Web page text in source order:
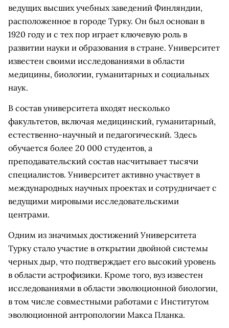
ведущих высших учебных заведений Финляндии,
расположенное в городе Турку. Он был основан в
1920 году и с тех пор играет ключевую роль в
развитии науки и образования в стране. Университет
известен своими исследованиями в области
медицины, биологии, гуманитарных и социальных
наук.
В состав университета входят несколько
факультетов, включая медицинский, гуманитарный,
естественно-научный и педагогический. Здесь
обучается более 20 000 студентов, а
преподавательский состав насчитывает тысячи
специалистов. Университет активно участвует в
международных научных проектах и сотрудничает с
ведущими мировыми исследовательскими
центрами.
Одним из значимых достижений Университета
Турку стало участие в открытии двойной системы
черных дыр, что подтверждает его высокий уровень
в области астрофизики. Кроме того, вуз известен
исследованиями в области эволюционной биологии,
в том числе совместными работами с Институтом
эволюционной антропологии Макса Планка.